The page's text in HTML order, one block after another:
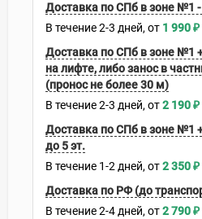
Доставка по СПб в зоне №1 -
В течение2-3 дней 1 990₽
Доставка по СПб в зоне №1
на лифте, либо занос в
(пронос не более 30 м)
В течение2-3 дней 2 190₽
Доставка по СПб в зоне №1
до 5 эт.
В течение 1-2 дней 2 350₽
Доставка по РФ (до
В течение2-4 дней 2 790₽